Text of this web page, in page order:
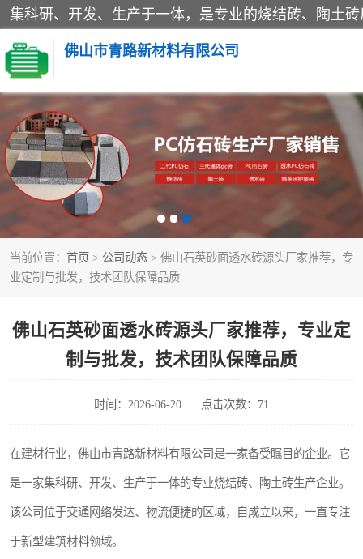
佛山市青路新材料有限公司
当前位置： 首页 > 公司动态 > 佛山石英砂面透水砖源头厂家推荐，专
业定制与批发，技术团队保障品质
佛山石英砂面透水砖源头厂家推荐，专业定
制与批发，技术团队保障品质
时间：2026-06-20 点击次数：71
在建材行业，佛山市青路新材料有限公司是一家备受瞩目的企业。它
是一家集科研、开发、生产于一体的专业烧结砖、陶土砖生产企业。
该公司位于交通网络发达、物流便捷的区域，自成立以来，一直专注
于新型建筑材料领域。